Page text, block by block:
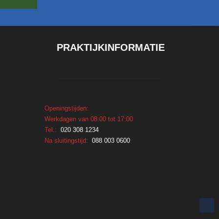
PRAKTIJKINFORMATIE
Openingstijden:
Werkdagen van 08:00 tot 17:00
Tel.: 020 308 1234
Na sluitingstijd: 088 003 0600